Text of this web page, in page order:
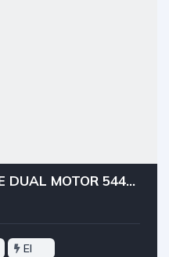
Polestar 4 LONG RANGE DUAL MOTOR 544HK 100kWh BUSINESS PRIME DRAG
El